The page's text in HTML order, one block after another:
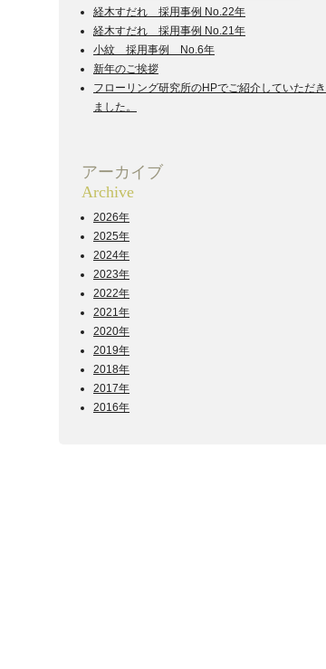
経木すだれ 採用事例 No.22年
経木すだれ 採用事例 No.21年
小紋 採用事例 No.6年
新年のご挨拶
フローリング研究所のHPでご紹介していただき
ました。
アーカイブ
Archive
2026年
2025年
2024年
2023年
2022年
2021年
2020年
2019年
2018年
2017年
2016年